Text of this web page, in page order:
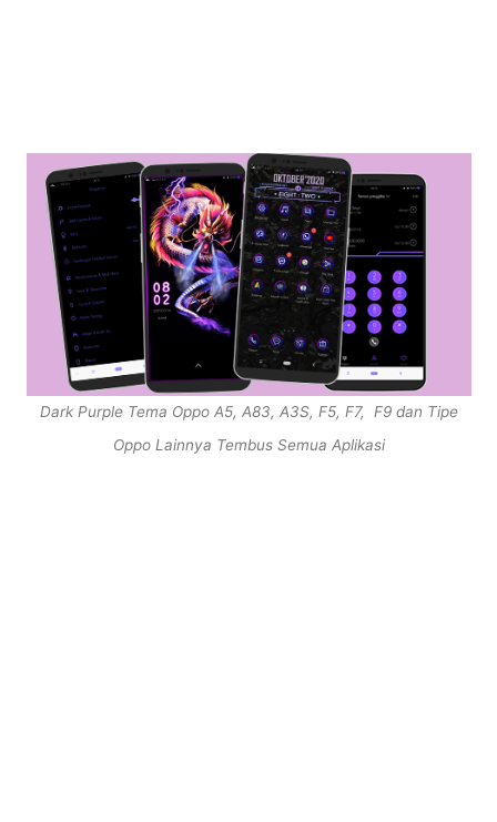
Dark Purple Tema Oppo A5, A83, A3S, F5, F7, F9 dan Tipe
Oppo Lainnya Tembus Semua Aplikasi